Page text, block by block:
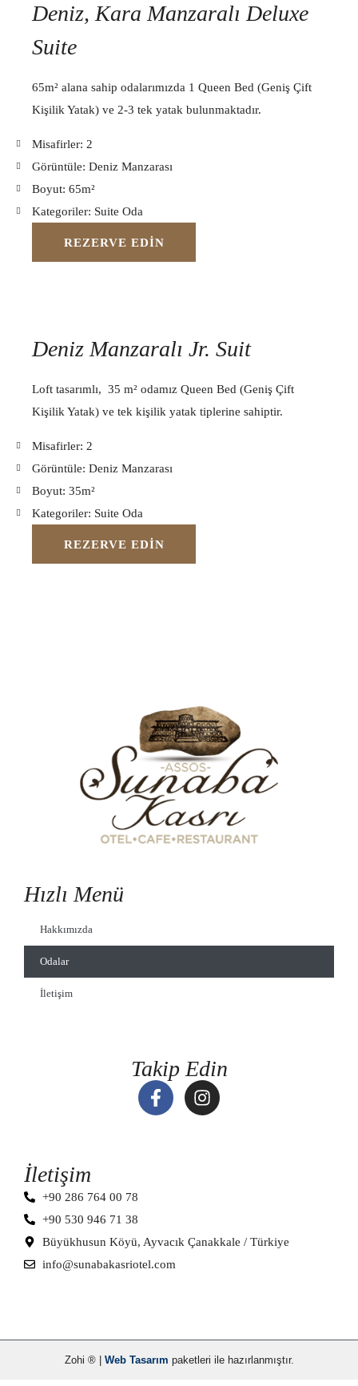
Deniz, Kara Manzaralı Deluxe
Suite
65m² alana sahip odalarımızda 1 Queen Bed (Geniş Çift
Kişilik Yatak) ve 2-3 tek yatak bulunmaktadır.
Misafirler: 2
Görüntüle: Deniz Manzarası
Boyut: 65m²
Kategoriler: Suite Oda
REZERVE EDIN
Deniz Manzaralı Jr. Suit
Loft tasarımlı, 35 m² odamız Queen Bed (Geniş Çift
Kişilik Yatak) ve tek kişilik yatak tiplerine sahiptir.
Misafirler: 2
Görüntüle: Deniz Manzarası
Boyut: 35m²
Kategoriler: Suite Oda
REZERVE EDIN
Hızlı Menü
Hakkımızda
Odalar
İletişim
Takip Edin
İletişim
+90 286 764 00 78
+90 530 946 71 38
Büyükhusun Köyü, Ayvacık Çanakkale / Türkiye
info@sunabakasriotel.com
Zohi ® | Web Tasarım paketleri ile hazırlanmıştır.